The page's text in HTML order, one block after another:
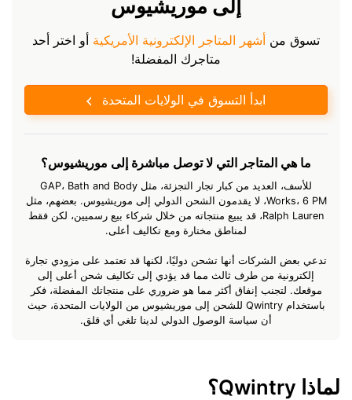
إلى موريشيوس
تسوق من أشهر المتاجر الإلكترونية الأمريكية أو اختر أحد
متاجرك المفضلة!
ابدأ التسوق في الولايات المتحدة
ما هي المتاجر التي لا توصل مباشرة إلى موريشيوس؟
للأسف، العديد من كبار تجار التجزئة، مثل GAP، Bath and Body
Works، 6 PM، لا يقدمون الشحن الدولي إلى موريشيوس. بعضهم، مثل
Ralph Lauren، قد يبيع منتجاته من خلال شركاء بيع رسميين، لكن فقط
لمناطق مختارة ومع تكاليف أعلى.
تدعي بعض الشركات أنها تشحن دوليًا، لكنها قد تعتمد على مزودي تجارة
إلكترونية من طرف ثالث مما قد يؤدي إلى تكاليف شحن أعلى إلى
موقعك. لتجنب إنفاق أكثر مما هو ضروري على منتجاتك المفضلة، فكر
باستخدام Qwintry للشحن إلى موريشيوس من الولايات المتحدة، حيث
أن سياسة الوصول الدولي لدينا تلغي أي قلق.
لماذا Qwintry؟